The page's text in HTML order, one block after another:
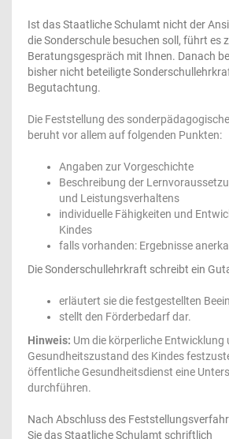
Ist das Staatliche Schulamt nicht der
die Sonderschule besuchen soll, führt es
Beratungsgespräch mit Ihnen. Danach
bisher nicht beteiligte
Begutachtung.
Die Feststellung des
beruht vor allem auf folgenden Punkten:
Angaben zur Vorgeschichte
Beschreibung der
und Leistungsverhaltens
individuelle Fähigkeiten und
Kindes
falls vorhanden: Ergebnisse
Die Sonderschullehrkraft schreibt ein
erläutert sie die festgestellten
stellt den Förderbedarf dar.
Hinweis: Um die körperliche Entwicklung
Gesundheitszustand des Kindes
öffentliche Gesundheitsdienst eine
durchführen.
Nach Abschluss des
Sie das Staatliche Schulamt schriftlich